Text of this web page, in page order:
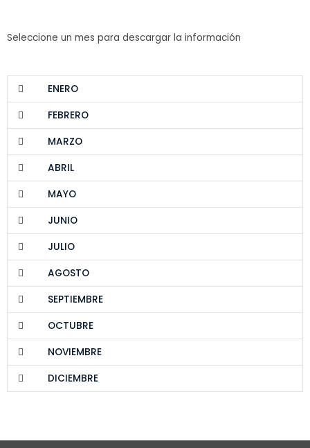
Seleccione un mes para descargar la información
ENERO
FEBRERO
MARZO
ABRIL
MAYO
JUNIO
JULIO
AGOSTO
SEPTIEMBRE
OCTUBRE
NOVIEMBRE
DICIEMBRE